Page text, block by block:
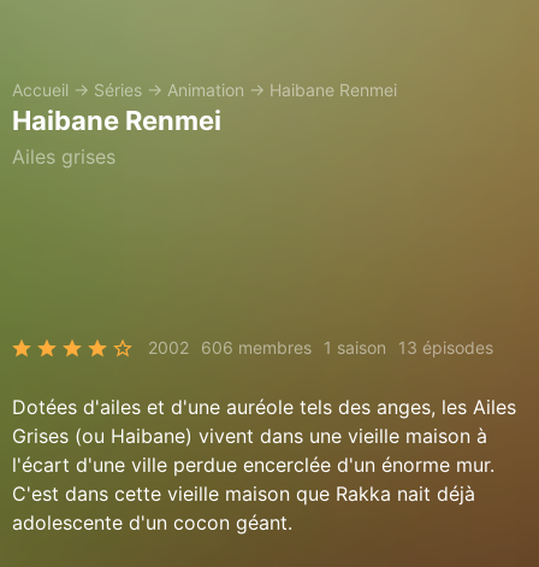
Accueil → Séries → Animation → Haibane Renmei
Haibane Renmei
Ailes grises
2002 606 membres 1 saison 13 épisodes
Dotées d'ailes et d'une auréole tels des anges, les Ailes
Grises (ou Haibane) vivent dans une vieille maison à
l'écart d'une ville perdue encerclée d'un énorme mur.
C'est dans cette vieille maison que Rakka nait déjà
adolescente d'un cocon géant.